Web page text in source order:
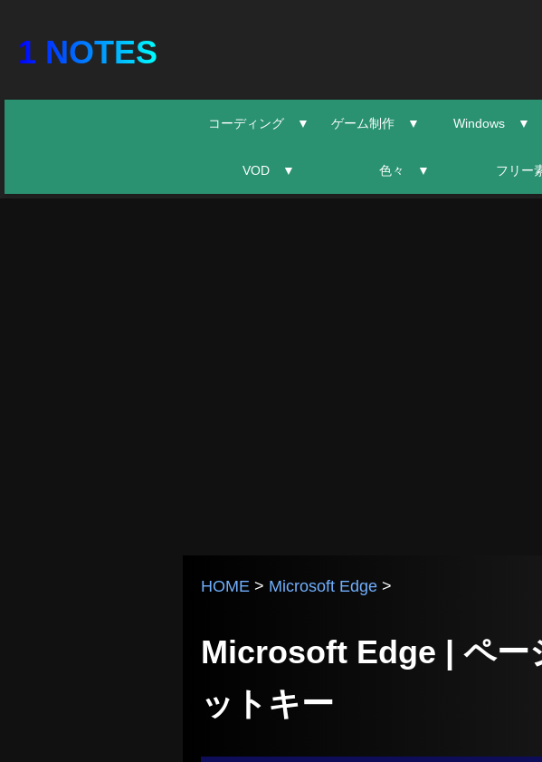
1 NOTES
コーディング ▼ ゲーム制作 ▼ Windows ▼
VOD ▼ 色々 ▼ フリ
HOME > Microsoft Edge >
Microsoft Edge | ペー
ットキー